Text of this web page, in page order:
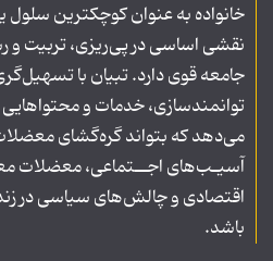
خانواده به عنوان کوچکترین
نقشی اساسی در پی‌ریزی، تربیت و
جامعه قوی دارد. تبیان با
توانمندسازی، خدمات و محتواهایی
می‌دهد که بتواند گره‌گشای
آسیـب‌های اجــتماعی، معضلات
اقتصادی و چالش‌های سیاسی در
باشد.